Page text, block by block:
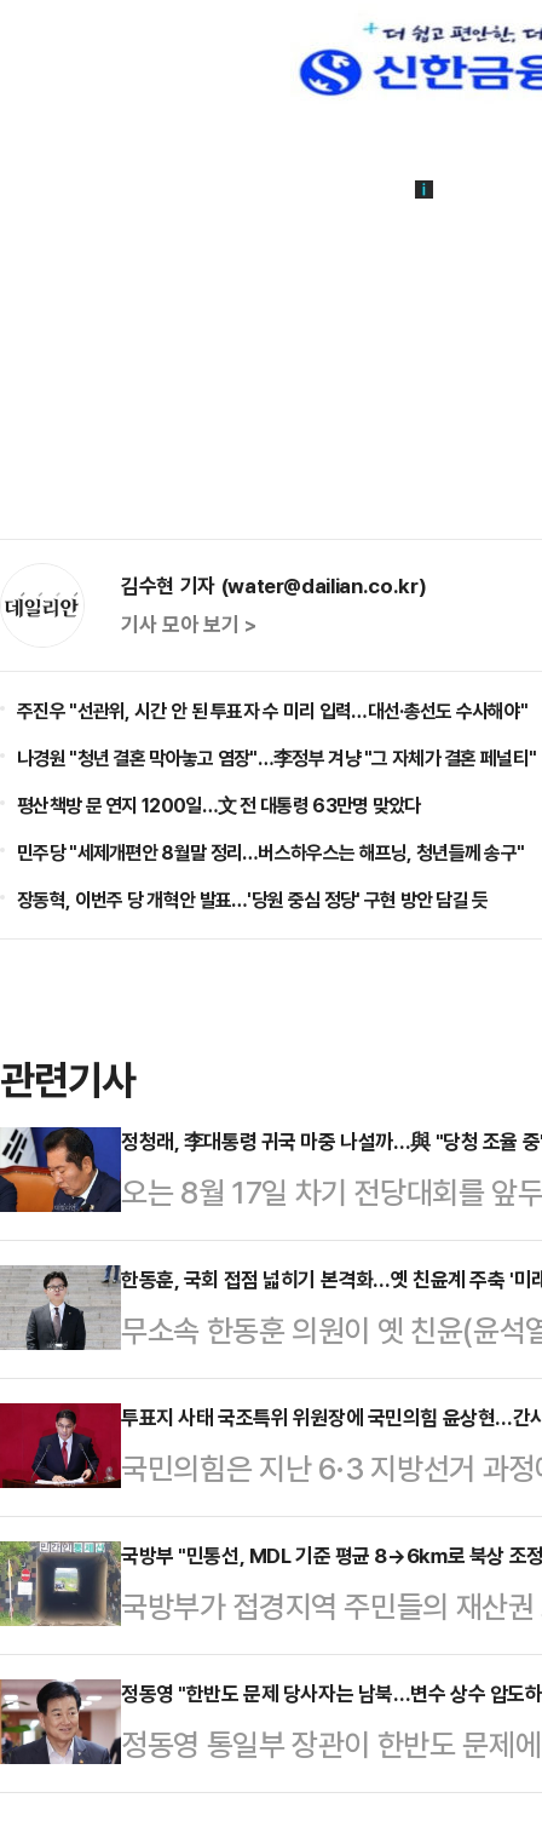
김수현 기자 (water@dailian.co.kr)
기사 모아 보기 >
주진우 "선관위, 시간 안 된 투표자 수 미리 입력…대선·총선도 수사해야"
나경원 "청년 결혼 막아놓고 염장"…李정부 겨냥 "그 자체가 결혼 페널티"
평산책방 문 연지 1200일…文 전 대통령 63만명 맞았다
민주당 "세제개편안 8월말 정리…버스하우스는 해프닝, 청년들께 송구"
장동혁, 이번주 당 개혁안 발표…'당원 중심 정당' 구현 방안 담길 듯
관련기사
정청래, 李대통령 귀국 마중 나설까…與 "당청 조율
오는 8월 17일 차기 전당대회를 앞
주당 대표의 사퇴 시한이 오는 24
명 대통령의 귀국 마중 여부를 두고
당권 연임을 노리는 정청래 대표 측
에 나선 청와대 간의 이른바 '명심(
움이 귀국길 환송·영접이라는 상징
온다.강준현 민주당 수석대변인은
과 만나 이 …
한동훈, 국회 접점 넓히기 본격화…옛 친윤계 주축 '미
무소속 한동훈 의원이 옛 친윤(윤
민국 미래혁신포럼(미래혁신포럼)'
국민의힘 복당을 앞두고 국회 내 스
니냐는 해석이 나온다.17일 정치권
현 의원이 회장을 맡고 있는 미래혁
께 활동할 동료 의원들과의 소통 필
이에 따라 정회원 자격을 부여받은
윤계 색채가 강한 모임으…
투표지 사태 국조특위 위원장에 국민의힘 윤상현…간
국민의힘은 지난 6·3 지방선거 과
국정조사 특별위원회 위원장에 5선
정했다.김승수 국민의힘 원내운영
나 이같이 밝혔다. 여야는 전날 더
2명 등 총 18명으로 국조특위를 구
위원에 김은혜·신동욱·박수민·주
원 선발 배경에 대해 "본인들의 자
경력이 있는 분…
국방부 "민통선, MDL 기준 평균 8→6㎞로 북상 조
국방부가 접경지역 주민들의 재산
인통제선(민통선) 조정과 군사시설
나선다.국방부는 17일 '민군상생을
로 민통선을 평균 2㎞ 북상하고 여
하는 내용을 담은 군사시설 규제개
정동영 "한반도 문제 당사자는 남북…변수 상수 압도
정동영 통일부 장관이 한반도 문제
변수일 뿐"이라고 강조했다. 한반